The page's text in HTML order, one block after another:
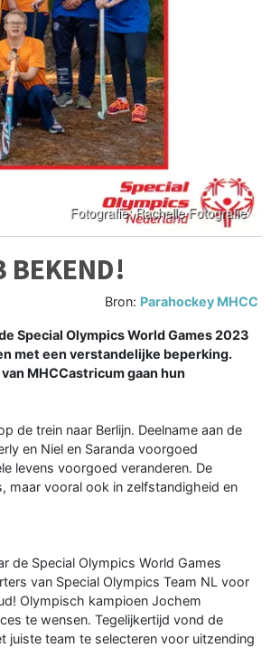
BEKEND!
Bron: Parahockey MHCC
Special Olympics World Games 2023
met een verstandelijke beperking.
MHCCastricum gaan hun
de trein naar Berlijn. Deelname aan de
en Niel en Saranda voorgoed
levens voorgoed veranderen. De
maar vooral ook in zelfstandigheid en
de Special Olympics World Games
van Special Olympics Team NL voor
Olympisch kampioen Jochem
te wensen. Tegelijkertijd vond de
team te selecteren voor uitzending